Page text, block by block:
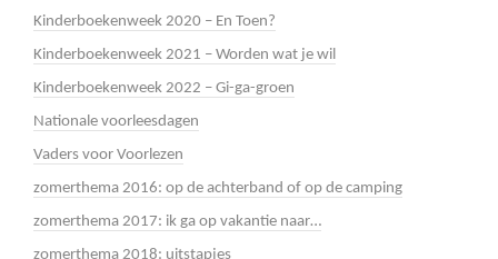
Kinderboekenweek 2020 – En Toen?
Kinderboekenweek 2021 – Worden wat je wil
Kinderboekenweek 2022 – Gi-ga-groen
Nationale voorleesdagen
Vaders voor Voorlezen
zomerthema 2016: op de achterband of op de camping
zomerthema 2017: ik ga op vakantie naar…
zomerthema 2018: uitstapjes